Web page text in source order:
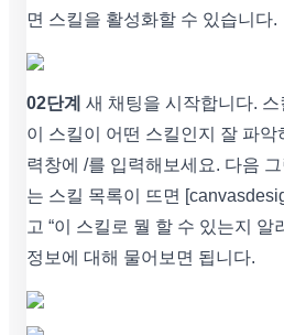
면 스킬을 활성화할 수 있습니다.
02단계 새 채팅을 시작합니다.
이 스킬이 어떤 스킬인지 잘 파악
력창에 /를 입력해보세요. 다음
는 스킬 목록이 뜨면
고 “이 스킬로 뭘 할 수 있는지 알
정보에 대해 물어보면 됩니다.